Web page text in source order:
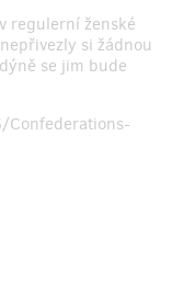
regulerní ženské
si žádnou
se jim bude